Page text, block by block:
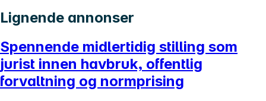
Lignende annonser
Spennende midlertidig stilling som
jurist innen havbruk, offentlig
forvaltning og normprising